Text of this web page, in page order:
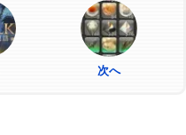
次へ